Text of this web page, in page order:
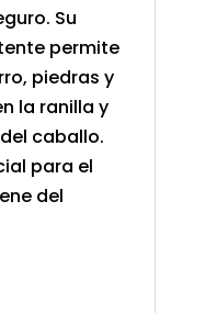
Su
permite
piedras y
la ranilla y
caballo.
para el
del